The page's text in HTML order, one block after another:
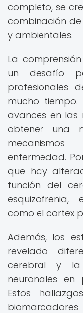
completo, se
combinación
y ambientales.
La
un desafío
profesionales
mucho
avances en las
obtener una
enfermedad.
que hay
función del
esquizofrenia,
como el cortex
Además, los
revelado
cerebral y
neuronales en
Estos